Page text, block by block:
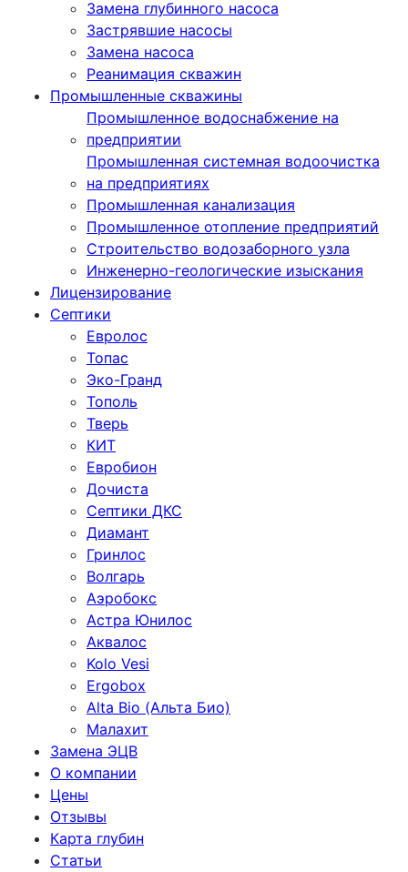
Замена глубинного насоса
Застрявшие насосы
Замена насоса
Реанимация скважин
Промышленные скважины
Промышленное водоснабжение на
предприятии
Промышленная системная водоочистка
на предприятиях
Промышленная канализация
Промышленное отопление предприятий
Cтроительство водозаборного узла
Инженерно-геологические изыскания
Лицензирование
Септики
Евролос
Топас
Эко-Гранд
Тополь
Тверь
КИТ
Евробион
Дочиста
Септики ДКС
Диамант
Гринлос
Волгарь
Аэробокс
Астра Юнилос
Аквалос
Kolo Vesi
Ergobox
Alta Bio (Альта Био)
Малахит
Замена ЭЦВ
О компании
Цены
Отзывы
Карта глубин
Статьи